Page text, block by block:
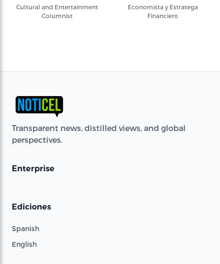
Cultural and Entertainment
Columnist
Economista y Estratega
Financiero
Transparent news, distilled views, and global
perspectives.
Enterprise
Ediciones
Spanish
English